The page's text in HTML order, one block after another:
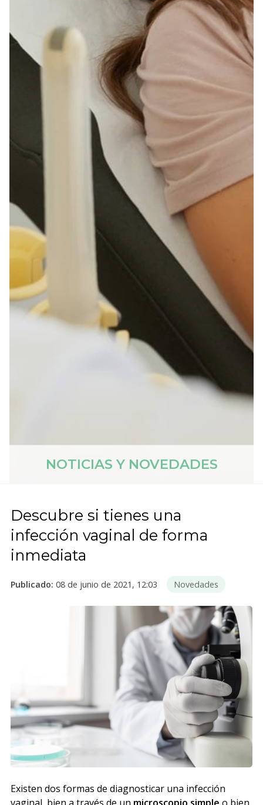
NOTICIAS Y NOVEDADES
Descubre si tienes una
infección vaginal de forma
inmediata
Publicado: 08 de junio de 2021, 12:03 Novedades
Existen dos formas de diagnosticar una infección